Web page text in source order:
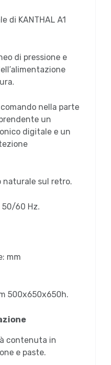
di KANTHAL A1
di pressione e
nella parte
un
digitale e un
sul retro.
60 Hz.
mm
500x650x650h.
contenuta in
e paste.